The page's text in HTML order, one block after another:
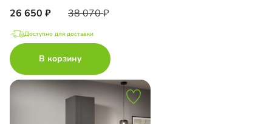
26 650 38 070
Доступно для доставки
В корзину